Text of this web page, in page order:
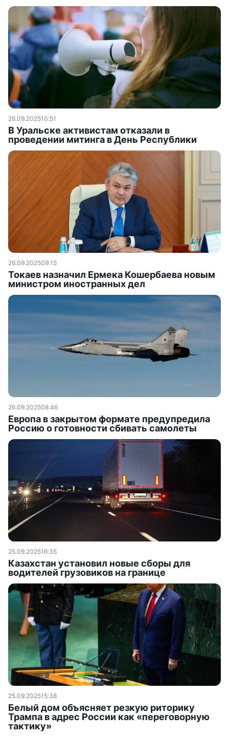
26.09.202510:51
В Уральске активистам отказали в
проведении митинга в День Республики
26.09.202509:15
Токаев назначил Ермека Кошербаева новым
министром иностранных дел
26.09.202508:46
Европа в закрытом формате предупредила
Россию о готовности сбивать самолеты
25.09.202516:35
Казахстан установил новые сборы для
водителей грузовиков на границе
25.09.202515:38
Белый дом объясняет резкую риторику
Трампа в адрес России как «переговорную
тактику»